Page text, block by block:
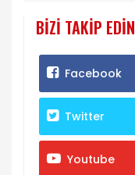
BIZI TAKIP EDIN
Facebook
Twitter
Youtube